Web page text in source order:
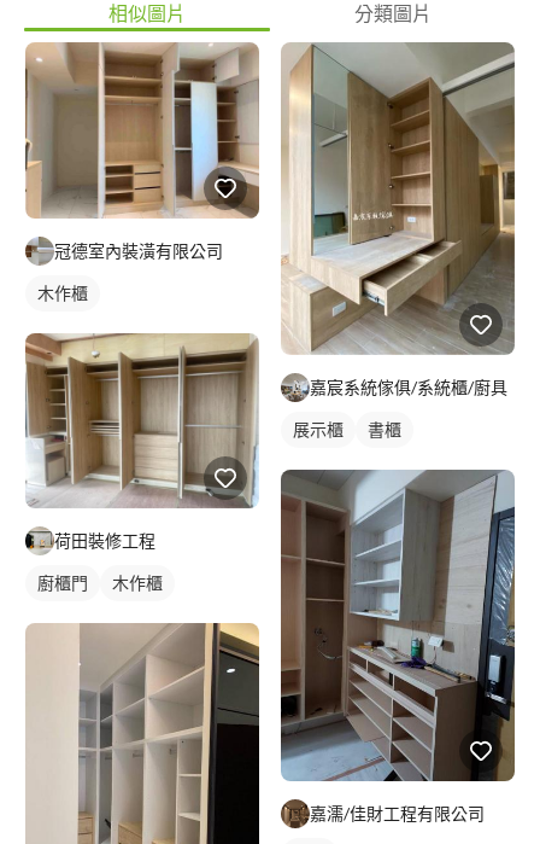
相似圖片 分類圖片
冠德室內裝潢有限公司
木作櫃
荷田裝修工程
廚櫃門 木作櫃
嘉宸系統傢俱/系統櫃/廚具
展示櫃 書櫃
嘉濡/佳財工程有限公司